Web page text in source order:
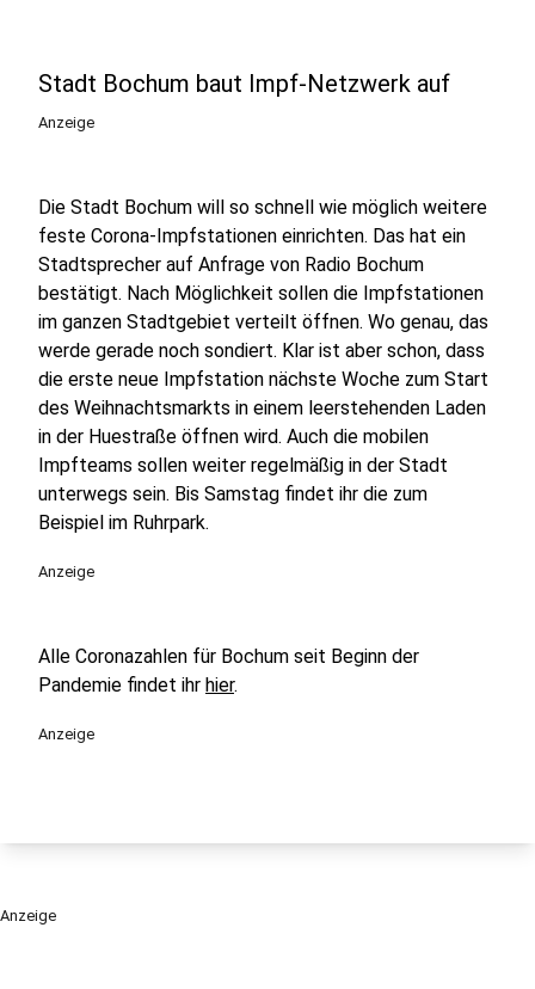
Stadt Bochum baut Impf-Netzwerk auf
Anzeige
Die Stadt Bochum will so schnell wie möglich weitere
feste Corona-Impfstationen einrichten. Das hat ein
Stadtsprecher auf Anfrage von Radio Bochum
bestätigt. Nach Möglichkeit sollen die Impfstationen
im ganzen Stadtgebiet verteilt öffnen. Wo genau, das
werde gerade noch sondiert. Klar ist aber schon, dass
die erste neue Impfstation nächste Woche zum Start
des Weihnachtsmarkts in einem leerstehenden Laden
in der Huestraße öffnen wird. Auch die mobilen
Impfteams sollen weiter regelmäßig in der Stadt
unterwegs sein. Bis Samstag findet ihr die zum
Beispiel im Ruhrpark.
Anzeige
Alle Coronazahlen für Bochum seit Beginn der
Pandemie findet ihr hier.
Anzeige
Anzeige